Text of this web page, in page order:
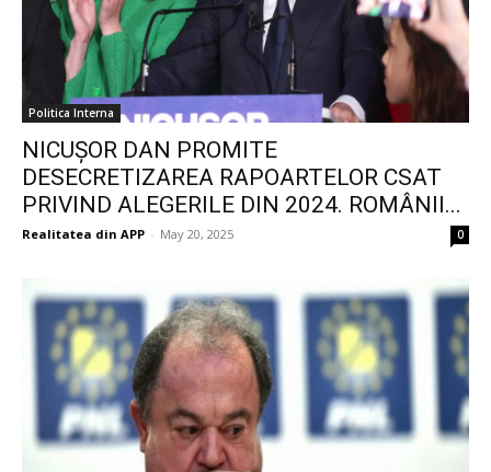
Politica Interna
NICUȘOR DAN PROMITE
DESECRETIZAREA RAPOARTELOR CSAT
PRIVIND ALEGERILE DIN 2024. ROMÂNII...
Realitatea din APP - May 20, 2025 0